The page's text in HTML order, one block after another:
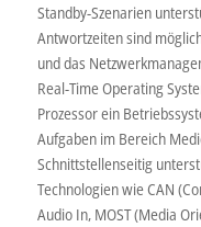
Standby-Szenarien
Antwortzeiten sind
und das
Real-Time Operating
Prozessor ein
Aufgaben im Bereich
Schnittstellenseitig
Technologien wie CAN
Audio In, MOST (Media